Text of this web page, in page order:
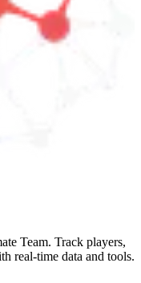
Team. Track players,
real-time data and tools.